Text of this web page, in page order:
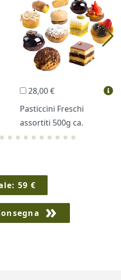
Lussoni®
28,00 €
Pasticcini Freschi
assortiti 500g ca.
59 €